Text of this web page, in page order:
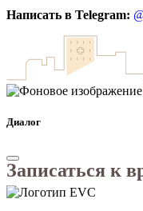
Написать в Telegram:
Диалог
Записаться к